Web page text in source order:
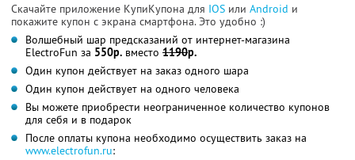
Скачайте приложение КупиКупона для IOS или Android и
покажите купон с экрана смартфона. Это удобно :)
Волшебный шар предсказаний от интернет-магазина
ElectroFun за 550р. вместо 1190р.
Один купон действует на заказ одного шара
Один купон действует на одного человека
Вы можете приобрести неограниченное количество купонов
для себя и в подарок
После оплаты купона необходимо осуществить заказ на
www.electrofun.ru: